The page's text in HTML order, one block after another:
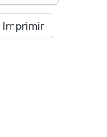
Imprimir